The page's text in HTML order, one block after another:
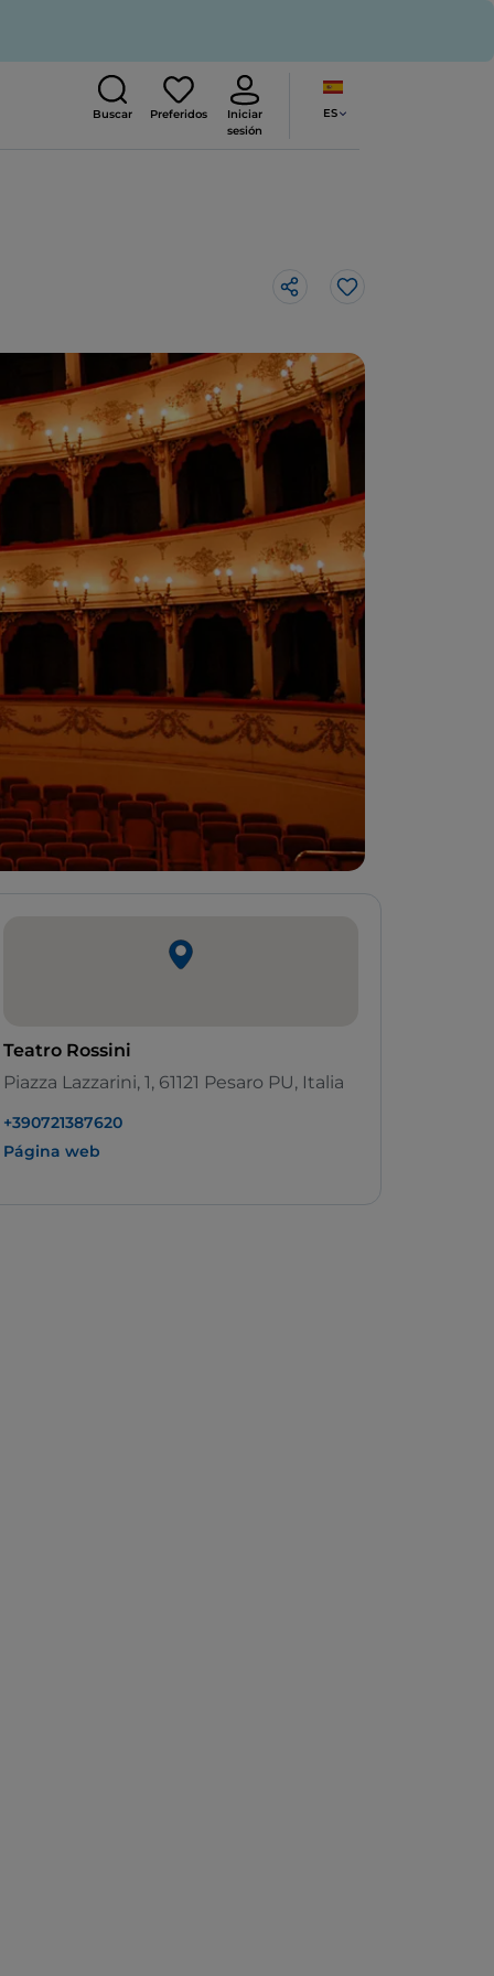
Buscar Preferidos
Iniciar
sesión
ES
Me gusta
Teatro Rossini
Piazza Lazzarini, 1, 61121 Pesaro PU, Italia
+390721387620
Página web